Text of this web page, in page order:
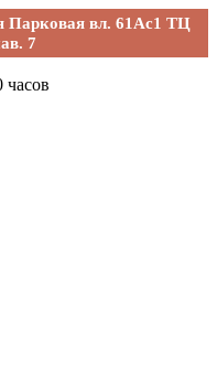
Парковая вл. 61Ас1 ТЦ
7
часов